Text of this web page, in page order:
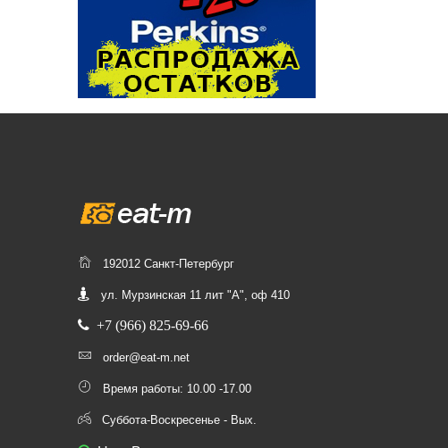
192012 Санкт-Петербург
ул. Мурзинская 11 лит "А", оф 410
+7 (966) 825-69-66
order@eat-m.net
Время работы: 10.00 -17.00
Суббота-Воскресенье - Вых.